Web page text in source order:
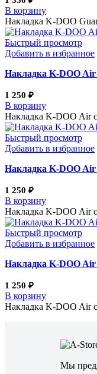
В корзину
Накладка K-DOO
Быстрый просмотр
Добавить в избранное
Накладка K-DOO Air
1 250 ₽
В корзину
Накладка K-DOO Air
Быстрый просмотр
Добавить в избранное
Накладка K-DOO Air
1 250 ₽
В корзину
Накладка K-DOO Air
Быстрый просмотр
Добавить в избранное
Накладка K-DOO
1 250 ₽
В корзину
Накладка K-DOO Air
Мы